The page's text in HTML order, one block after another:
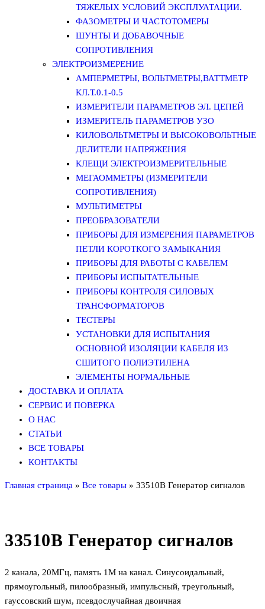
ТЯЖЕЛЫХ УСЛОВИЙ ЭКСПЛУАТАЦИИ.
ФАЗОМЕТРЫ И ЧАСТОТОМЕРЫ
ШУНТЫ И ДОБАВОЧНЫЕ
СОПРОТИВЛЕНИЯ
ЭЛЕКТРОИЗМЕРЕНИЕ
АМПЕРМЕТРЫ, ВОЛЬТМЕТРЫ,ВАТТМЕТР
КЛ.Т.0.1-0.5
ИЗМЕРИТЕЛИ ПАРАМЕТРОВ ЭЛ. ЦЕПЕЙ
ИЗМЕРИТЕЛЬ ПАРАМЕТРОВ УЗО
КИЛОВОЛЬТМЕТРЫ И ВЫСОКОВОЛЬТНЫЕ
ДЕЛИТЕЛИ НАПРЯЖЕНИЯ
КЛЕЩИ ЭЛЕКТРОИЗМЕРИТЕЛЬНЫЕ
МЕГАОММЕТРЫ (ИЗМЕРИТЕЛИ
СОПРОТИВЛЕНИЯ)
МУЛЬТИМЕТРЫ
ПРЕОБРАЗОВАТЕЛИ
ПРИБОРЫ ДЛЯ ИЗМЕРЕНИЯ ПАРАМЕТРОВ
ПЕТЛИ КОРОТКОГО ЗАМЫКАНИЯ
ПРИБОРЫ ДЛЯ РАБОТЫ С КАБЕЛЕМ
ПРИБОРЫ ИСПЫТАТЕЛЬНЫЕ
ПРИБОРЫ КОНТРОЛЯ СИЛОВЫХ
ТРАНСФОРМАТОРОВ
ТЕСТЕРЫ
УСТАНОВКИ ДЛЯ ИСПЫТАНИЯ
ОСНОВНОЙ ИЗОЛЯЦИИ КАБЕЛЯ ИЗ
СШИТОГО ПОЛИЭТИЛЕНА
ЭЛЕМЕНТЫ НОРМАЛЬНЫЕ
ДОСТАВКА И ОПЛАТА
СЕРВИС И ПОВЕРКА
О НАС
СТАТЬИ
ВСЕ ТОВАРЫ
КОНТАКТЫ
Главная страница » Все товары » 33510B Генератор сигналов
33510B Генератор сигналов
2 канала, 20МГц, память 1М на канал. Синусоидальный,
прямоугольный, пилообразный, импульсный, треугольный,
гауссовский шум, псевдослучайная двоичная